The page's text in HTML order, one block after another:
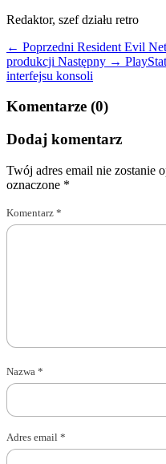
Redaktor, szef działu retro
← Poprzedni Resident Evil
produkcji Następny →
interfejsu konsoli
Komentarze (0)
Dodaj komentarz
Twój adres email nie zostanie
oznaczone *
Komentarz *
Nazwa *
Adres email *